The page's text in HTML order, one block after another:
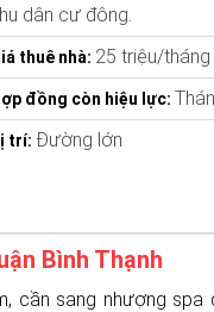
dân cư đông.
thuê nhà: 25 triệu/tháng
đồng còn hiệu lực:
trí: Đường lớn
Bình Thạnh
cần sang nhượng spa